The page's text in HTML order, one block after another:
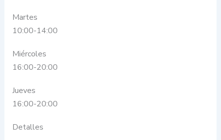
Martes
10:00-14:00
Miércoles
16:00-20:00
Jueves
16:00-20:00
Detalles